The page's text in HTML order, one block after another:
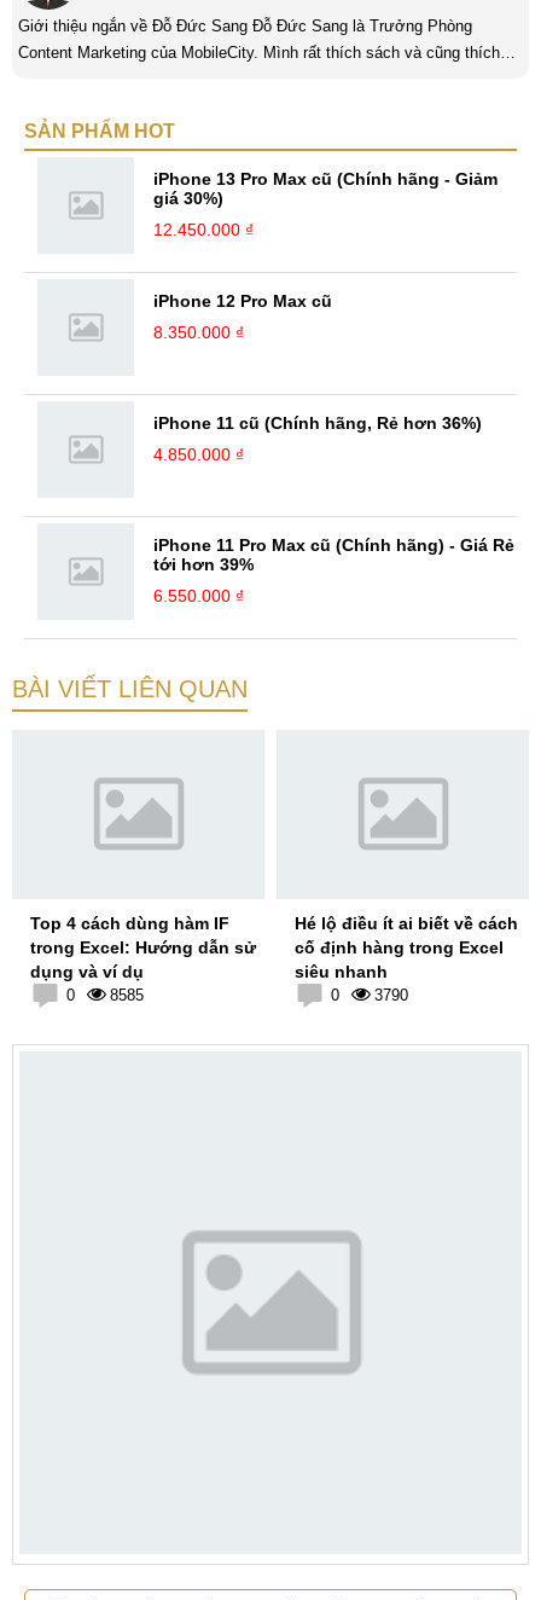
Giới thiệu ngắn về Đỗ Đức Sang Đỗ Đức Sang là Trưởng Phòng
Content Marketing của MobileCity. Mình rất thích sách và cũng thích
bản thân Đỗ Đức Sang, viết chính là gửi gắm lại những cảm xúc, cảm
SẢN PHẨM HOT
iPhone 13 Pro Max cũ (Chính hãng - Giảm
giá 30%)
12.450.000 ₫
iPhone 12 Pro Max cũ
8.350.000 ₫
iPhone 11 cũ (Chính hãng, Rẻ hơn 36%)
4.850.000 ₫
iPhone 11 Pro Max cũ (Chính hãng) - Giá Rẻ
tới hơn 39%
6.550.000 ₫
BÀI VIẾT LIÊN QUAN
Top 4 cách dùng hàm IF
trong Excel: Hướng dẫn sử
dụng và ví dụ
0 8585
Hé lộ điều ít ai biết về cách
cố định hàng trong Excel
siêu nhanh
0 3790